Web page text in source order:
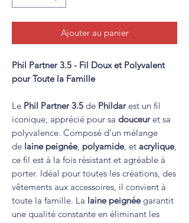
Ajouter au panier
Phil Partner 3.5 - Fil Doux et Polyvalent
pour Toute la Famille
Le Phil Partner 3.5 de Phildarest un fil
iconique, apprécié pour sa douceuret sa
polyvalence. Composé d'un mélange
de laine peignée, polyamide, et acrylique,
ce fil est à la fois résistant et agréable à
porter. Idéal pour toutes les créations, des
vêtements aux accessoires, il convient à
toute la famille. La laine peignéegarantit
une qualité constante en éliminant les